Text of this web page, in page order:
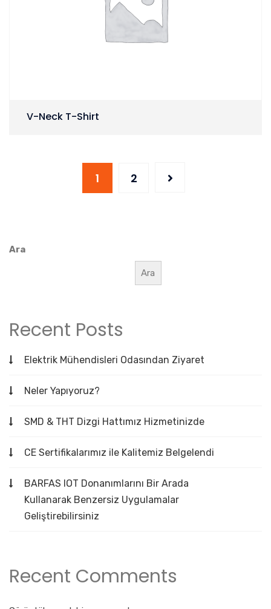
V-Neck T-Shirt
1 2
Ara
Ara
Recent Posts
Elektrik Mühendisleri Odasından Ziyaret
Neler Yapıyoruz?
SMD & THT Dizgi Hattımız Hizmetinizde
CE Sertifikalarımız ile Kalitemiz Belgelendi
BARFAS IOT Donanımlarını Bir Arada
Kullanarak Benzersiz Uygulamalar
Geliştirebilirsiniz
Recent Comments